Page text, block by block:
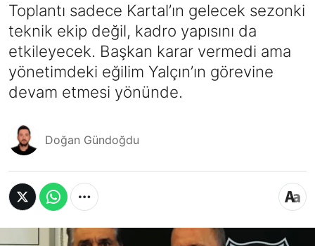
Toplantı sadece Kartal’ın gelecek sezonki
teknik ekip değil, kadro yapısını da
etkileyecek. Başkan karar vermedi ama
yönetimdeki eğilim Yalçın’ın görevine
devam etmesi yönünde.
Doğan Gündoğdu